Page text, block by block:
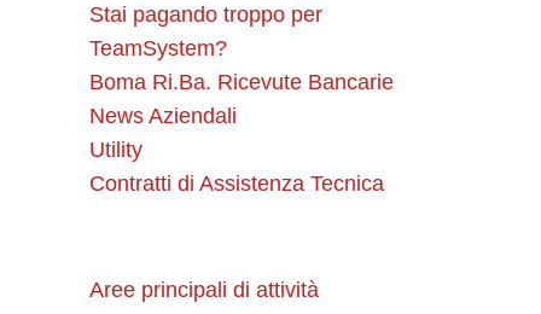
Stai pagando troppo per
TeamSystem?
Boma Ri.Ba. Ricevute Bancarie
News Aziendali
Utility
Contratti di Assistenza Tecnica
Aree principali di attività